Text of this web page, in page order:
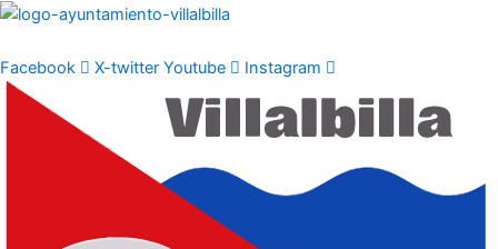
Ir
contenido
Facebook X-twitter Youtube Instagram